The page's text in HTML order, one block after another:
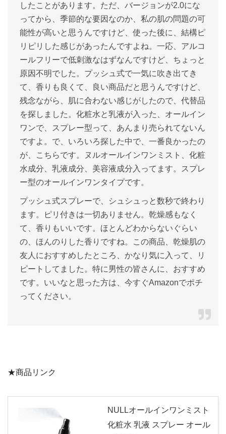
したことがあります。ただ、バージョンが2.0にな
ってから、季節的な要因なのか、私の肌の問題の可
能性が高いと思うんですけど、使った後に、結構ピ
リピリした感じがあったんですよね。一応、アルコ
ールフリーで低刺激なはずなんですけど、ちょっと
原因不明でした。プッシュ式で一気に吹き出てき
て、香りも良くて、良い商品だと思うんですけど、
残念ながら、肌に合わない感じがしたので、代替品
を探しました。化粧水と乳液が入った、オールイン
ワンで、スプレー型って、あんまり売られてないん
ですよ。で、いろいろ探した中で、一番良かったの
が、こちらです。ヌルオールインワンミスト、化粧
水成分、乳液成分、美容液成分入ってます。スプレ
ー型のオールインワンタイプです。
プッシュ式スプレーで、シュシュっと数秒で終わり
ます。ピリ付きは一切ありません。乾燥感もなく
て、香りもいいです。ほとんどわからないぐらい
の、ほんのりした香りですね。この商品、乾燥肌の
友人におすすめしたところ、かなり気に入って、リ
ピートしてました。特に男性の皆さんに、おすすめ
です。いいなと思った方は、今すぐAmazonでポチ
ってください。
★商品リンク
NULLオールインワンミスト
化粧水 乳液 スプレー オール